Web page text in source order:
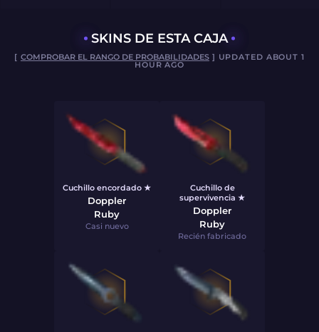
SKINS DE ESTA CAJA
[ COMPROBAR EL RANGO DE PROBABILIDADES] UPDATED ABOUT 1
HOUR AGO
Cuchillo encordado ★
Doppler
Ruby
Casi nuevo
Cuchillo de
supervivencia ★
Doppler
Ruby
Recién fabricado